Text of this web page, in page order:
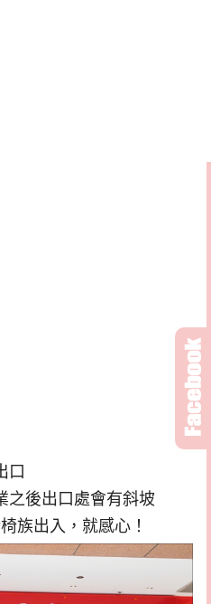
口
之後出口處會有斜坡
族出入，就感心！